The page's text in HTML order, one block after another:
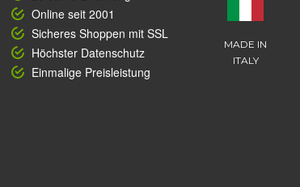
Online seit 2001
Sicheres Shoppen mit SSL
Höchster Datenschutz
Einmalige Preisleistung
MADE IN
ITALY